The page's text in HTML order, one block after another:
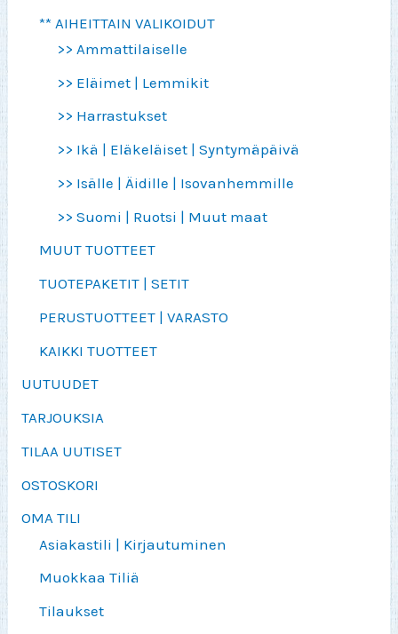
** AIHEITTAIN VALIKOIDUT
>> Ammattilaiselle
>> Eläimet | Lemmikit
>> Harrastukset
>> Ikä | Eläkeläiset | Syntymäpäivä
>> Isälle | Äidille | Isovanhemmille
>> Suomi | Ruotsi | Muut maat
MUUT TUOTTEET
TUOTEPAKETIT | SETIT
PERUSTUOTTEET | VARASTO
KAIKKI TUOTTEET
UUTUUDET
TARJOUKSIA
TILAA UUTISET
OSTOSKORI
OMA TILI
Asiakastili | Kirjautuminen
Muokkaa Tiliä
Tilaukset